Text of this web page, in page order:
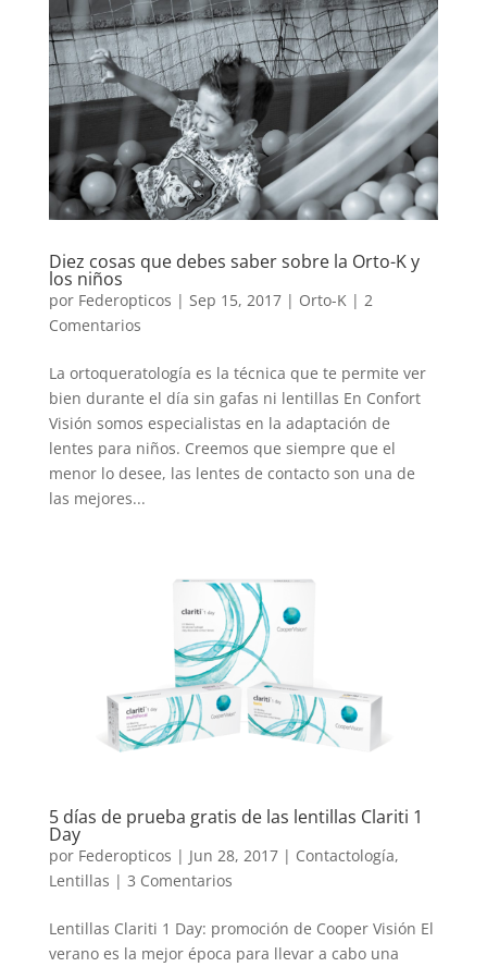
Diez cosas que debes saber sobre la Orto-K y
los niños
por Federopticos | Sep 15, 2017| Orto-K| 2
Comentarios
La ortoqueratología es la técnica que te permite ver
bien durante el día sin gafas ni lentillas En Confort
Visión somos especialistas en la adaptación de
lentes para niños. Creemos que siempre que el
menor lo desee, las lentes de contacto son una de
las mejores...
5 días de prueba gratis de las lentillas Clariti 1
Day
por Federopticos | Jun 28, 2017| Contactología,
Lentillas | 3 Comentarios
Lentillas Clariti 1 Day: promoción de Cooper Visión El
verano es la mejor época para llevar a cabo una